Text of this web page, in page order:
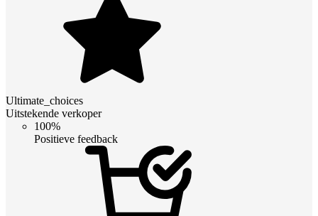
Ultimate_choices
Uitstekende verkoper
100%
Positieve feedback